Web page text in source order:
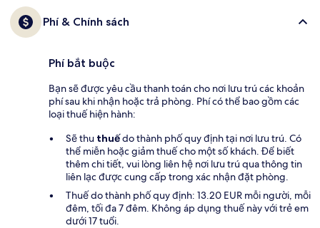
Phí & Chính sách
Phí bắt buộc
Bạn sẽ được yêu cầu thanh toán cho nơi lưu trú các khoản
phí sau khi nhận hoặc trả phòng. Phí có thể bao gồm các
loại thuế hiện hành:
Sẽ thu thuếdo thành phố quy định tại nơi lưu trú. Có
thể miễn hoặc giảm thuế cho một số khách. Để biết
thêm chi tiết, vui lòng liên hệ nơi lưu trú qua thông tin
liên lạc được cung cấp trong xác nhận đặt phòng.
Thuế do thành phố quy định: 13.20 EUR mỗi người, mỗi
đêm, tối đa 7 đêm. Không áp dụng thuế này với trẻ em
dưới 17 tuổi.